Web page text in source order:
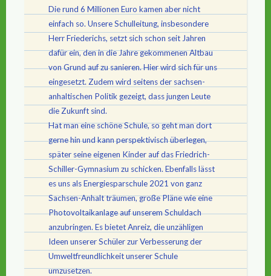
Die rund 6 Millionen Euro kamen aber nicht
einfach so. Unsere Schulleitung, insbesondere
Herr Friederichs, setzt sich schon seit Jahren
dafür ein, den in die Jahre gekommenen Altbau
von Grund auf zu sanieren. Hier wird sich für uns
eingesetzt. Zudem wird seitens der sachsen-
anhaltischen Politik gezeigt, dass jungen Leute
die Zukunft sind.
Hat man eine schöne Schule, so geht man dort
gerne hin und kann perspektivisch überlegen,
später seine eigenen Kinder auf das Friedrich-
Schiller-Gymnasium zu schicken. Ebenfalls lässt
es uns als Energiesparschule 2021 von ganz
Sachsen-Anhalt träumen, große Pläne wie eine
Photovoltaikanlage auf unserem Schuldach
anzubringen. Es bietet Anreiz, die unzähligen
Ideen unserer Schüler zur Verbesserung der
Umweltfreundlichkeit unserer Schule
umzusetzen.